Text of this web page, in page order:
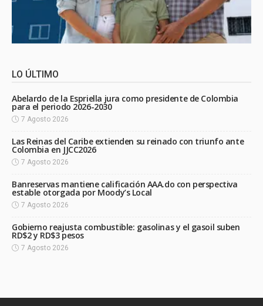
LO ÚLTIMO
Abelardo de la Espriella jura como presidente de Colombia
para el periodo 2026-2030
7 Agosto 2026
Las Reinas del Caribe extienden su reinado con triunfo ante
Colombia en JJCC2026
7 Agosto 2026
Banreservas mantiene calificación AAA.do con perspectiva
estable otorgada por Moody’s Local
7 Agosto 2026
Gobierno reajusta combustible: gasolinas y el gasoil suben
RD$2 y RD$3 pesos
7 Agosto 2026